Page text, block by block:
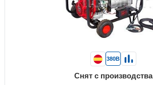
380В
Снят с производства